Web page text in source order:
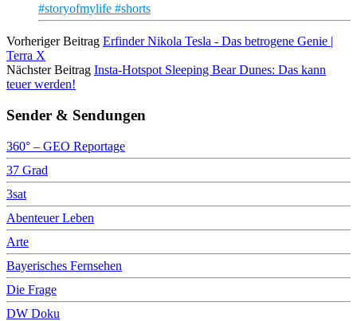
#storyofmylife #shorts
Vorheriger Beitrag Erfinder Nikola Tesla - Das betrogene Genie |
Terra X
Nächster Beitrag Insta-Hotspot Sleeping Bear Dunes: Das kann
teuer werden!
Sender & Sendungen
360° – GEO Reportage
37 Grad
3sat
Abenteuer Leben
Arte
Bayerisches Fernsehen
Die Frage
DW Doku